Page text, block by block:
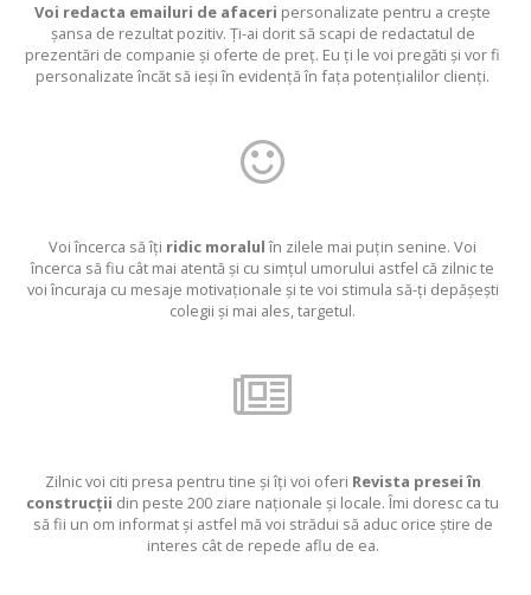
Voi redacta emailuri de afaceri personalizate pentru a crește
șansa de rezultat pozitiv. Ți-ai dorit să scapi de redactatul de
prezentări de companie și oferte de preț. Eu ți le voi pregăti și vor fi
personalizate încăt să ieși în evidență în fața potențialilor clienți.
Voi încerca să îți ridic moralulîn zilele mai puțin senine. Voi
încerca să fiu cât mai atentă și cu simțul umorului astfel că zilnic te
voi încuraja cu mesaje motivaționale și te voi stimula să-ți depășești
colegii și mai ales, targetul.
Zilnic voi citi presa pentru tine și îți voi oferi Revista presei în
construcții din peste 200 ziare naționale și locale. Îmi doresc ca tu
să fii un om informat și astfel mă voi strădui să aduc orice știre de
interes cât de repede aflu de ea.